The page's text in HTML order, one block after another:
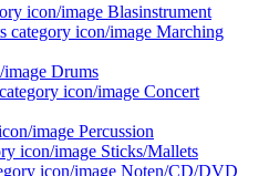
Blasinstrument
Marching
Drums
Concert
Percussion
Sticks/Mallets
Noten/CD/DVD